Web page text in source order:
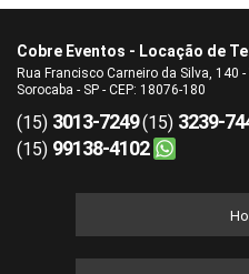
Cobre Eventos - Locação de
Rua Francisco Carneiro da Silva, 140
Sorocaba - SP - CEP: 18076-180
(15) 3013-7249(15) 3239-
(15) 99138-4102